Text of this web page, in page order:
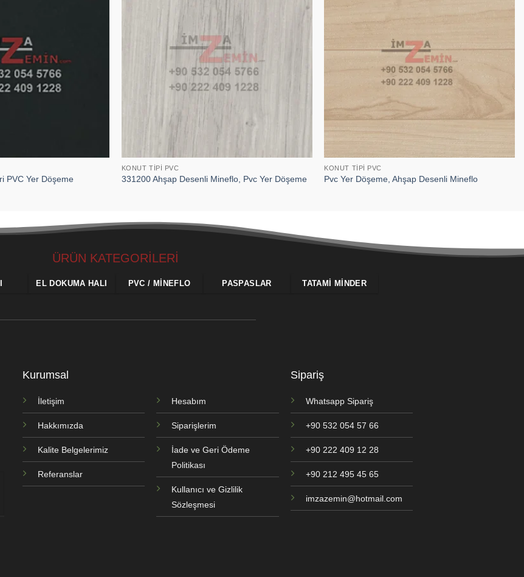
PVC Yer Döşeme
KONUT TIPI PVC
331200 Ahşap Desenli Mineflo, Pvc Yer Döşeme
KONUT TIPI PVC
Pvc Yer Döşeme, Ahşap Desenli Mineflo
ÜRÜN KATEGORİLERİ
EL DOKUMA HALI PVC / MINEFLO PASPASLAR TATAMI MINDER
Kurumsal
İletişim
Hakkımızda
Kalite Belgelerimiz
Referanslar
Hesabım
Siparişlerim
İade ve Geri Ödeme
Politikası
Kullanıcı ve Gizlilik
Sözleşmesi
Sipariş
Whatsapp Sipariş
+90 532 054 57 66
+90 222 409 12 28
+90 212 495 45 65
imzazemin@hotmail.com